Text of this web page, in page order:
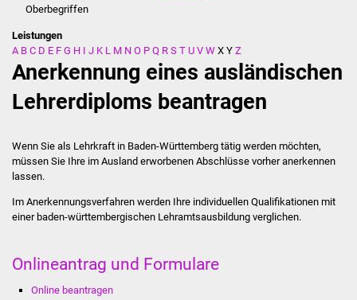
Stadtverwaltung
Ansprechpartner
Stellenangebote
Kontakt
Oberbegriffen
Leistungen
A B C D E F G H I J K L M N O P Q R S T U V W X Y Z
Anerkennung eines ausländischen
Lehrerdiploms beantragen
Wenn Sie als Lehrkraft in Baden-Württemberg tätig werden möchten,
müssen Sie Ihre im Ausland erworbenen Abschlüsse vorher anerkennen
lassen.
Im Anerkennungsverfahren werden Ihre individuellen Qualifi­kationen mit
einer baden-württembergischen Lehramtsausbildung verglichen.
Onlineantrag und Formulare
Online beantragen